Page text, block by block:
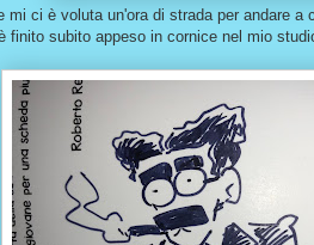
mi ci è voluta un'ora di strada per andare a
finito subito appeso in cornice nel mio